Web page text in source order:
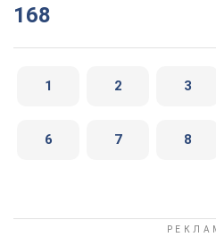
168
1 2 3
6 7 8